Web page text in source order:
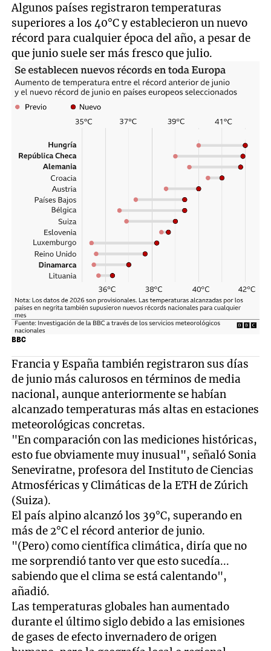
Algunos países registraron temperaturas
superiores a los 40°C y establecieron un nuevo
récord para cualquier época del año, a pesar de
que junio suele ser más fresco que julio.
BBC
Francia y España también registraron sus días
de junio más calurosos en términos de media
nacional, aunque anteriormente se habían
alcanzado temperaturas más altas en estaciones
meteorológicas concretas.
"En comparación con las mediciones históricas,
esto fue obviamente muy inusual", señaló Sonia
Seneviratne, profesora del Instituto de Ciencias
Atmosféricas y Climáticas de la ETH de Zúrich
(Suiza).
El país alpino alcanzó los 39°C, superando en
más de 2°C el récord anterior de junio.
"(Pero) como científica climática, diría que no
me sorprendió tanto ver que esto sucedía...
sabiendo que el clima se está calentando",
añadió.
Las temperaturas globales han aumentado
durante el último siglo debido a las emisiones
de gases de efecto invernadero de origen